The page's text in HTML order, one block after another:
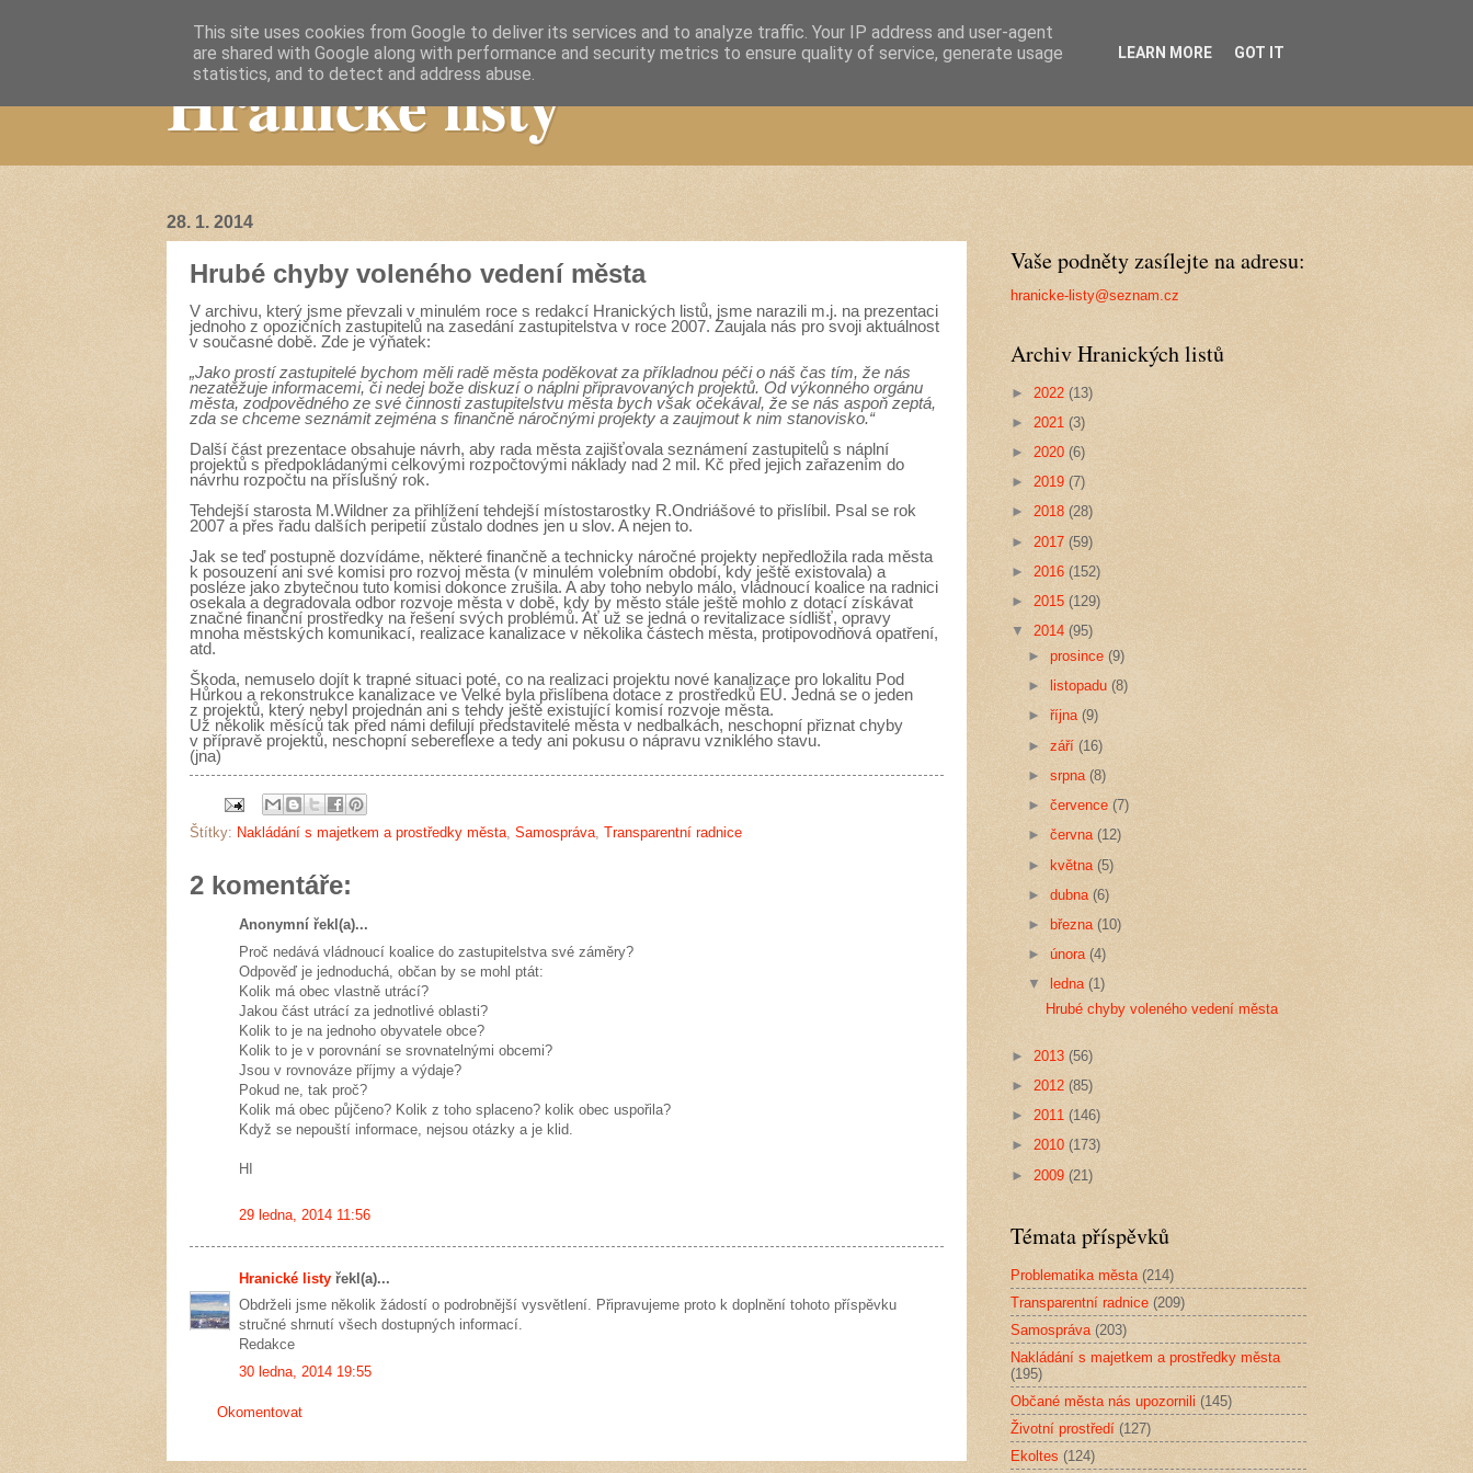
Hranické listy
28. 1. 2014
Hrubé chyby voleného vedení města
V archivu, který jsme převzali v minulém roce s redakcí Hranických listů, jsme narazili m.j. na prezentaci
jednoho z opozičních zastupitelů na zasedání zastupitelstva v roce 2007. Zaujala nás pro svoji aktuálnost
v současné době. Zde je výňatek:
„Jako prostí zastupitelé bychom měli radě města poděkovat za příkladnou péči o náš čas tím, že nás
nezatěžuje informacemi, či nedej bože diskuzí o náplni připravovaných projektů. Od výkonného orgánu
města, zodpovědného ze své činnosti zastupitelstvu města bych však očekával, že se nás aspoň zeptá,
zda se chceme seznámit zejména s finančně náročnými projekty a zaujmout k nim stanovisko.“
Další část prezentace obsahuje návrh, aby rada města zajišťovala seznámení zastupitelů s náplní
projektů s předpokládanými celkovými rozpočtovými náklady nad 2 mil. Kč před jejich zařazením do
návrhu rozpočtu na příslušný rok.
Tehdejší starosta M.Wildner za přihlížení tehdejší místostarostky R.Ondriášové to přislíbil. Psal se rok
2007 a přes řadu dalších peripetií zůstalo dodnes jen u slov. A nejen to.
Jak se teď postupně dozvídáme, některé finančně a technicky náročné projekty nepředložila rada města
k posouzení ani své komisi pro rozvoj města (v minulém volebním období, kdy ještě existovala) a
posléze jako zbytečnou tuto komisi dokonce zrušila. A aby toho nebylo málo, vládnoucí koalice na radnici
osekala a degradovala odbor rozvoje města v době, kdy by město stále ještě mohlo z dotací získávat
značné finanční prostředky na řešení svých problémů. Ať už se jedná o revitalizace sídlišť, opravy
mnoha městských komunikací, realizace kanalizace v několika částech města, protipovodňová opatření,
atd.
Škoda, nemuselo dojít k trapné situaci poté, co na realizaci projektu nové kanalizace pro lokalitu Pod
Hůrkou a rekonstrukce kanalizace ve Velké byla přislíbena dotace z prostředků EÚ. Jedná se o jeden
z projektů, který nebyl projednán ani s tehdy ještě existující komisí rozvoje města.
Už několik měsíců tak před námi defilují představitelé města v nedbalkách, neschopní přiznat chyby
v přípravě projektů, neschopní sebereflexe a tedy ani pokusu o nápravu vzniklého stavu.
(jna)
Štítky: Nakládání s majetkem a prostředky města, Samospráva, Transparentní radnice
2 komentáře:
Anonymní řekl(a)...
Proč nedává vládnoucí koalice do zastupitelstva své záměry?
Odpověď je jednoduchá, občan by se mohl ptát:
Kolik má obec vlastně utrácí?
Jakou část utrácí za jednotlivé oblasti?
Kolik to je na jednoho obyvatele obce?
Kolik to je v porovnání se srovnatelnými obcemi?
Jsou v rovnováze příjmy a výdaje?
Pokud ne, tak proč?
Kolik má obec půjčeno? Kolik z toho splaceno? kolik obec uspořila?
Když se nepouští informace, nejsou otázky a je klid.
HI
29 ledna, 2014 11:56
Hranické listy řekl(a)...
Obdrželi jsme několik žádostí o podrobnější vysvětlení. Připravujeme proto k doplnění tohoto příspěvku
stručné shrnutí všech dostupných informací.
Redakce
30 ledna, 2014 19:55
Okomentovat
Vaše podněty zasílejte na adresu:
hranicke-listy@seznam.cz
Archiv Hranických listů
► 2022 (13)
► 2021 (3)
► 2020 (6)
► 2019 (7)
► 2018 (28)
► 2017 (59)
► 2016 (152)
► 2015 (129)
▼ 2014 (95)
►prosince (9)
►
listopadu(8)
►října(9)
►září(16)
►srpna(8)
►července (7)
►června (12)
►května(5)
►dubna(6)
►
března(10)
►února(4)
▼
ledna(1)
Hrubé chyby voleného vedení města
► 2013 (56)
► 2012 (85)
► 2011 (146)
► 2010 (173)
► 2009 (21)
Témata příspěvků
Problematika města (214)
Transparentní radnice (209)
Samospráva (203)
Nakládání s majetkem a prostředky města
(195)
Občané města nás upozornili (145)
Životní prostředí (127)
Ekoltes (124)
This site uses cookies from Google to deliver its services and to analyze traffic. Your IP address and user-agent
are shared with Google along with performance and security metrics to ensure quality of service, generate usage
statistics, and to detect and address abuse.
LEARN MORE GOT IT